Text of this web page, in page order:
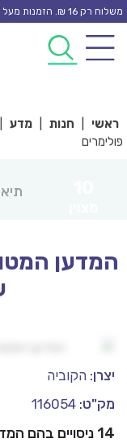
Skip
content
משלוח רק 16 ₪. הזמנות מעל 250 ₪ משלוח נק’ איסוף חינם
ראשי חנות מדע
פולימרים
המדען
יצרן: הקוביה
מק"ט:
116054
14 ניסויים בהם